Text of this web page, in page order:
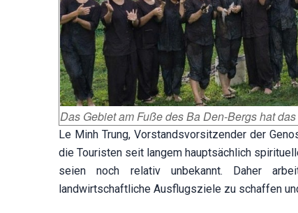
Das Gebiet am Fuße des Ba Den-Bergs hat
Le Minh Trung, Vorstandsvorsitzender der
die Touristen seit langem hauptsächlich
seien noch relativ unbekannt. Daher
landwirtschaftliche Ausflugsziele zu schaffen